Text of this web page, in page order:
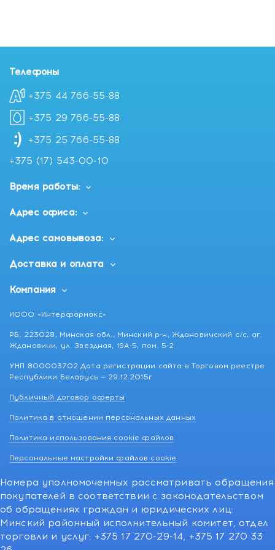
Телефоны
+375 44 766-55-88
+375 29 766-55-88
+375 25 766-55-88
+375 (17) 543-00-10
Время работы:
Адрес офиса:
Адрес самовывоза:
Доставка и оплата
Компания
ИООО «Интерфармакс»
РБ, 223028, Минская обл., Минский р-н, Ждановичский с/с, аг.
Ждановичи, ул. Звездная, 19А-5, пом. 5-2
УНП 800003702 Дата регистрации сайта в Торговом реестре
Республики Беларусь — 29.12.2015г
Публичный договор оферты
Политика в отношении персональных данных
Политика использования cookie файлов
Персональные настройки файлов cookie
Номера уполномоченных рассматривать обращения
покупателей в соответствии с законодательством
об обращениях граждан и юридических лиц:
Минский районный исполнительный комитет, отдел
торговли и услуг: +375 17 270-29-14, +375 17 270 33